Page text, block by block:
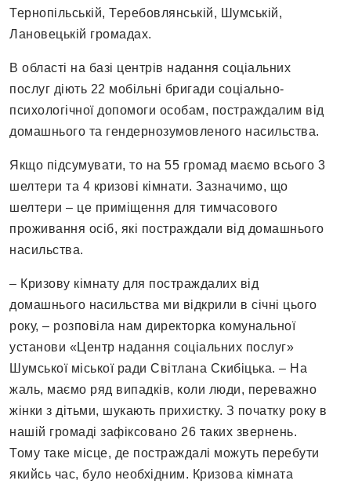
Тернопільській, Теребовлянській, Шумській,
Лановецькій громадах.
В області на базі центрів надання соціальних
послуг діють 22 мобільні бригади соціально-
психологічної допомоги особам, постраждалим від
домашнього та гендернозумовленого насильства.
Якщо підсумувати, то на 55 громад маємо всього 3
шелтери та 4 кризові кімнати. Зазначимо, що
шелтери – це приміщення для тимчасового
проживання осіб, які постраждали від домашнього
насильства.
– Кризову кімнату для постраждалих від
домашнього насильства ми відкрили в січні цього
року, – розповіла нам директорка комунальної
установи «Центр надання соціальних послуг»
Шумської міської ради Світлана Скибіцька. – На
жаль, маємо ряд випадків, коли люди, переважно
жінки з дітьми, шукають прихистку. З початку року в
нашій громаді зафіксовано 26 таких звернень.
Тому таке місце, де постраждалі можуть перебути
якийсь час, було необхідним. Кризова кімната